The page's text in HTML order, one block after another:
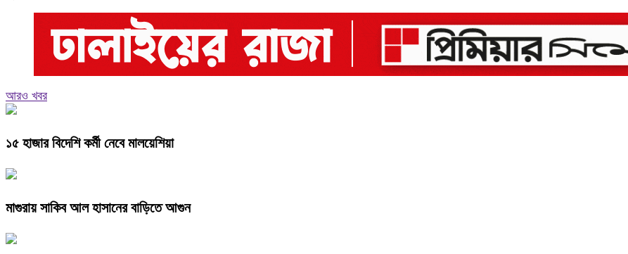
আরও খবর
১৫ হাজার বিদেশি কর্মী নেবে মালয়েশিয়া
মাগুরায় সাকিব আল হাসানের বাড়িতে আগুন